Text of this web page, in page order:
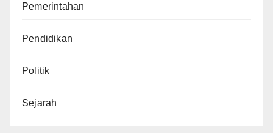
Pemerintahan
Pendidikan
Politik
Sejarah